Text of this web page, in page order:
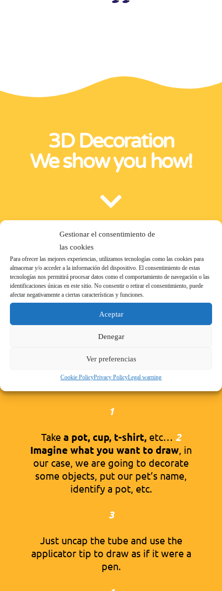
Gestionar el consentimiento de
las cookies
Para ofrecer las mejores experiencias, utilizamos tecnologías como las cookies para
almacenar y/o acceder a la información del dispositivo. El consentimiento de estas
tecnologías nos permitirá procesar datos como el comportamiento de navegación o las
identificaciones únicas en este sitio. No consentir o retirar el consentimiento, puede
afectar negativamente a ciertas características y funciones.
Aceptar
Denegar
Ver preferencias
Cookie PolicyPrivacy PolicyLegal warning
3D Decoration
We show you how!
Haz clic para aceptar cookies de marketing y
permitir este contenido
1
Take a pot, cup, t-shirt, etc… 2
Imagine what you want to draw , in
our case, we are going to decorate
some objects, put our pet’s name,
identify a pot, etc.
3
Just uncap the tube and use the
applicator tip to draw as if it were a
pen.